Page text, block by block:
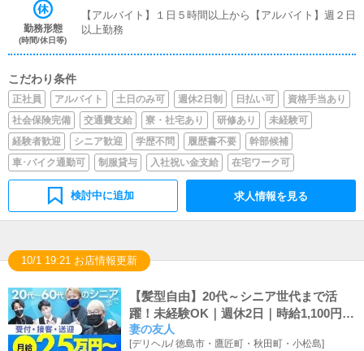
勤務形態
(時間/休日等)
【アルバイト】１日５時間以上から【アルバイト】週２日
以上勤務
こだわり条件
正社員 アルバイト 土日のみ可 週休2日制 日払い可
資格手当あり
社会保険完備
交通費支給 寮・社宅あり 研修あり
未経験可
経験者歓迎
シニア歓迎 学歴不問 履歴書不要
幹部候補
車･バイク通勤可
制服貸与 入社祝い金支給 在宅ワーク可
検討中に追加 求人情報を見る
10/1 19:21 お店情報更新
【髪型自由】20代～シニア世代まで活
躍！未経験OK｜週休2日｜時給1,100円
～、月給25万円～
妻の友人
[デリヘル/徳島市・鷹匠町・秋田町・小松島]